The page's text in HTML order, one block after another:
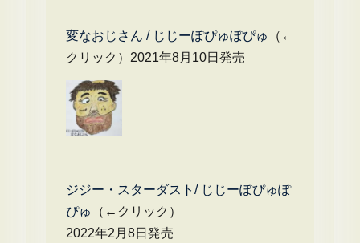
変なおじさん / じじーぽぴゅぽぴゅ
（←
クリック）2021年8月10日発売
ジジー・スターダスト/ じじーぽぴゅぽ
ぴゅ
（←クリック）
2022年2月8日発売